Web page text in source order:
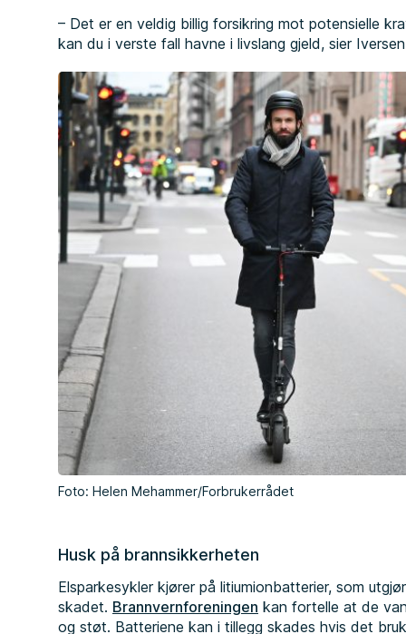
– Det er en veldig billig forsikring mot potensielle
kan du i verste fall havne i livslang gjeld, sier
Foto: Helen Mehammer/Forbrukerrådet
Husk på brannsikkerheten
Elsparkesykler kjører på litiumionbatterier, som
skadet. Brannvernforeningen kan fortelle at de
og støt. Batteriene kan i tillegg skades hvis det